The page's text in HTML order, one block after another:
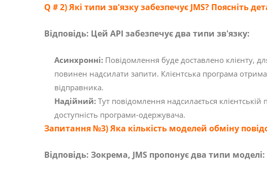
Q # 2) Які типи зв'язку забезпечує JMS? Поясніть
Відповідь: Цей API забезпечує два типи зв'язку:
Асинхронні: Повідомлення буде доставлено клієнту,
повинен надсилати запити. Клієнтська програма
відправника.
Надійний: Тут повідомлення надсилається
доступність програми-одержувача.
Запитання №3) Яка кількість моделей обміну
Відповідь: Зокрема, JMS пропонує два типи моделі: